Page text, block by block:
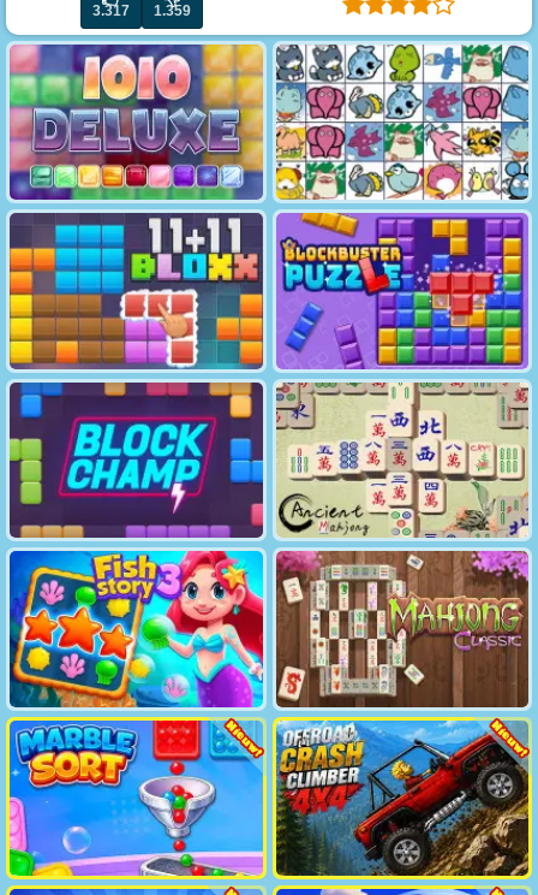
3.317 1.359